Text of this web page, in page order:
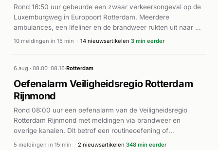
Rond 16:50 uur gebeurde een zwaar verkeersongeval op de
Luxemburgweg in Europoort Rotterdam. Meerdere
ambulances, een lifeliner en de brandweer rukten uit naar de
locatie. Volgens Nieuws op Beeld raakte een persoon
reddingswerkzaamheden uit. Het ongeval veroorzaakte een
aanzienlijke activiteit onder de hulpdiensten, met meerdere
ambulanceteams die zich inspanden om de betrokkenen
medische zorg te verlenen. Verdere details over het aantal
slachtoffers en de ernst van de verwondingen zijn niet
bekendgemaakt.
10 meldingen in 15 min · 14 nieuwsartikelen 3 min eerder
6 aug · 08:00–08:16·Rotterdam
Oefenalarm Veiligheidsregio Rotterdam
Rijnmond
Rond 08:00 uur een oefenalarm van de Veiligheidsregio
Rotterdam Rijnmond met meldingen via brandweer en
overige kanalen. Dit betrof een routineoefening of
systeemtest, geen werkelijk incident.
5 meldingen in 15 min · 2 nieuwsartikelen 348 min eerder